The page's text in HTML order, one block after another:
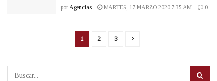
porAgencias MARTES, 17 MARZO 2020 7:35 AM 0
1 2 3